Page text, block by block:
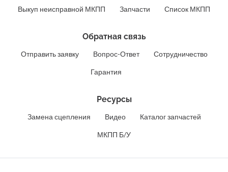
Выкуп неисправной МКПП Запчасти Список МКПП
Обратная связь
Отправить заявку Вопрос-Ответ Сотрудничество
Гарантия
Ресурсы
Замена сцепления Видео Каталог запчастей
МКПП Б/У